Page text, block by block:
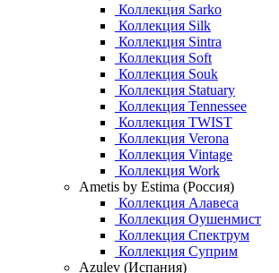
Коллекция Sarko
Коллекция Silk
Коллекция Sintra
Коллекция Soft
Коллекция Souk
Коллекция Statuary
Коллекция Tennessee
Коллекция TWIST
Коллекция Verona
Коллекция Vintage
Коллекция Work
Ametis by Estima (Россия)
Коллекция Алавеса
Коллекция Оушенмист
Коллекция Спектрум
Коллекция Суприм
Azulev (Испания)